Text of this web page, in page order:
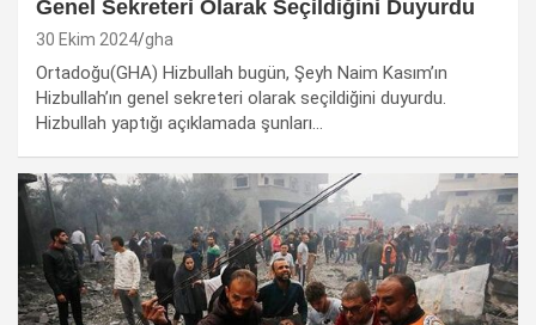
Genel Sekreteri Olarak Seçildiğini Duyurdu
30 Ekim 2024 gha
Ortadoğu(GHA) Hizbullah bugün, Şeyh Naim Kasım’ın
Hizbullah’ın genel sekreteri olarak seçildiğini duyurdu.
Hizbullah yaptığı açıklamada şunları…